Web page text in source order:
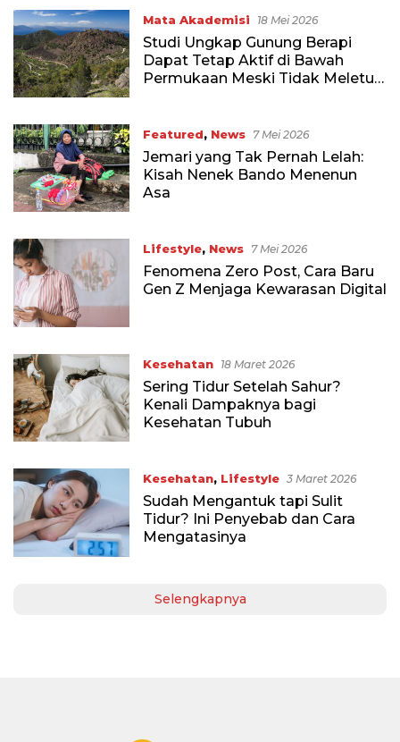
Mata Akademisi 18 Mei 2026
Studi Ungkap Gunung Berapi
Dapat Tetap Aktif di Bawah
Permukaan Meski Tidak Meletus
Featured, News 7 Mei 2026
Jemari yang Tak Pernah Lelah:
Kisah Nenek Bando Menenun
Asa
Lifestyle, News 7 Mei 2026
Fenomena Zero Post, Cara Baru
Gen Z Menjaga Kewarasan Digital
Kesehatan 18 Maret 2026
Sering Tidur Setelah Sahur?
Kenali Dampaknya bagi
Kesehatan Tubuh
Kesehatan, Lifestyle 3 Maret 2026
Sudah Mengantuk tapi Sulit
Tidur? Ini Penyebab dan Cara
Mengatasinya
Selengkapnya